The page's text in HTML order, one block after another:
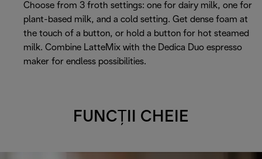
Choose from 3 froth settings: one for dairy milk, one for
plant-based milk, and a cold setting. Get dense foam at
the touch of a button, or hold a button for hot steamed
milk. Combine LatteMix with the Dedica Duo espresso
maker for endless possibilities.
FUNCȚII CHEIE